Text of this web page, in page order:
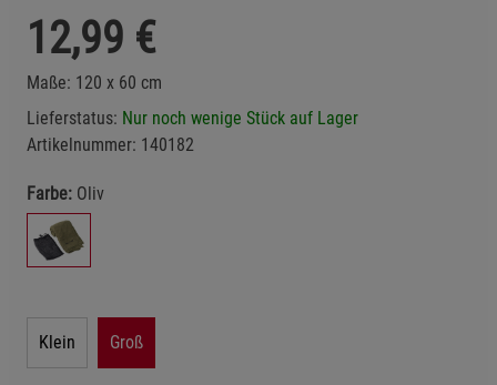
12,99 €
Maße: 120 x 60 cm
Lieferstatus: Nur noch wenige Stück auf Lager
Artikelnummer: 140182
Farbe: Oliv
Klein Groß